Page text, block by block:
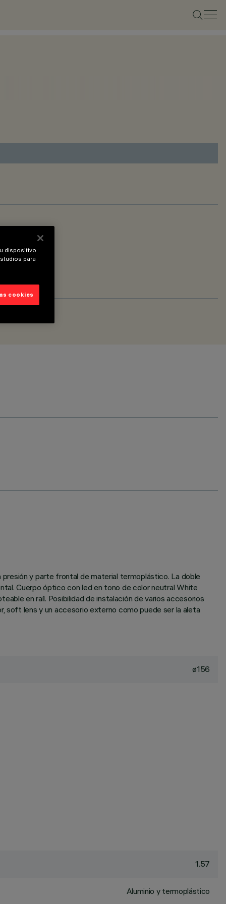
presión y parte frontal de material termoplástico. La doble
Cuerpo óptico con led en tono de color neutral White
en raíl. Posibilidad de instalación de varios accesorios
soft lens y un accesorio externo como puede ser la aleta
ø156
1.57
Aluminio y termoplástico
dispositivo
para
cookies